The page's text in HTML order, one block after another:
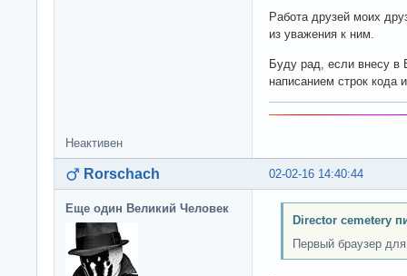
Работа друзей моих
из уважения к ним.
Буду рад, если внесу в
написанием строк кода
Неактивен
02-02-16 14:40:44
Rorschach
Еще один Великий Человек
Director cemetery
Первый браузер